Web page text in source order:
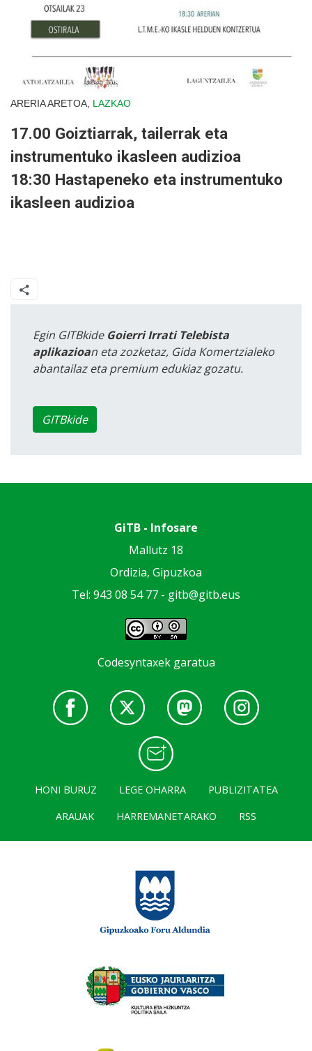
ARERIA ARETOA, LAZKAO
17.00 Goiztiarrak, tailerrak eta
instrumentuko ikasleen audizioa
18:30 Hastapeneko eta instrumentuko
ikasleen audizioa
Egin GITBkide Goierri Irrati Telebista
aplikazioan eta zozketaz, Gida Komertzialeko
abantailaz eta premium edukiaz gozatu.
GITBkide
GiTB - Infosare
Mallutz 18
Ordizia, Gipuzkoa
Tel: 943 08 54 77 - gitb@gitb.eus
Codesyntaxek garatua
HONI BURUZ LEGE OHARRA
PUBLIZITATEA
ARAUAK
HARREMANETARAKO RSS